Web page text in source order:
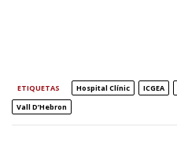
ETIQUETAS Hospital Clínic ICGEA
Vall D’Hebron